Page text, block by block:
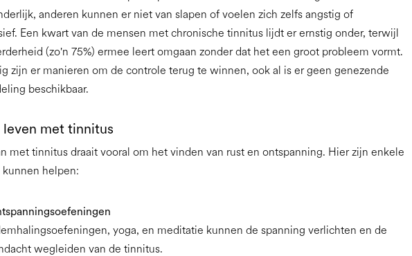
anderen kunnen er niet van slapen of voelen zich zelfs angstig of
Een kwart van de mensen met chronische tinnitus lijdt er ernstig onder, terwijl
(zo'n 75%) ermee leert omgaan zonder dat het een groot probleem vormt.
zijn er manieren om de controle terug te winnen, ook al is er geen genezende
beschikbaar.
leven met tinnitus
met tinnitus draait vooral om het vinden van rust en ontspanning. Hier zijn enkele
helpen:
yoga, en meditatie kunnen de spanning verlichten en de
wegleiden van de tinnitus.